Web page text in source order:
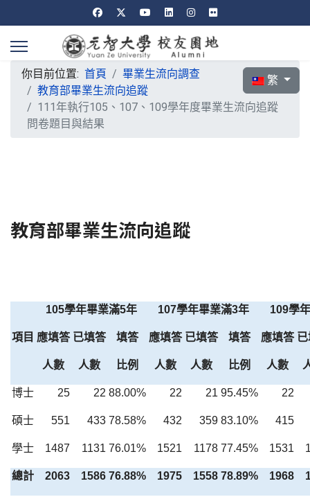
選擇你的語言
繁
你目前位置: 首頁
畢業生流向調查
教育部畢業生流向追蹤
111年執行105、107、109學年度畢業生流向追蹤
問卷題目與結果
教育部畢業生流向追蹤
項目
105學年畢業滿5年 107學年畢業滿3年 109學
應填答
人數
已填答
人數
填答
比例
應填答
人數
已填答
人數
填答
比例
應填答
人數
博士 25 22 88.00% 22 21 95.45% 22
碩士 551 433 78.58% 432 359 83.10% 415
學士 1487 1131 76.01% 1521 1178 77.45% 1531
總計 2063 1586 76.88% 1975 1558 78.89% 1968